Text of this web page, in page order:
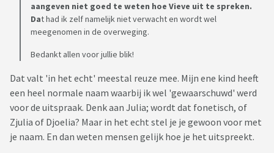
aangeven niet goed te weten hoe Vieve uit te spreken.
Dat had ik zelf namelijk niet verwacht en wordt wel
meegenomen in de overweging.
Bedankt allen voor jullie blik!
Dat valt 'in het echt' meestal reuze mee. Mijn ene kind heeft
een heel normale naam waarbij ik wel 'gewaarschuwd' werd
voor de uitspraak. Denk aan Julia; wordt dat fonetisch, of
Zjulia of Djoelia? Maar in het echt stel je je gewoon voor met
je naam. En dan weten mensen gelijk hoe je het uitspreekt.